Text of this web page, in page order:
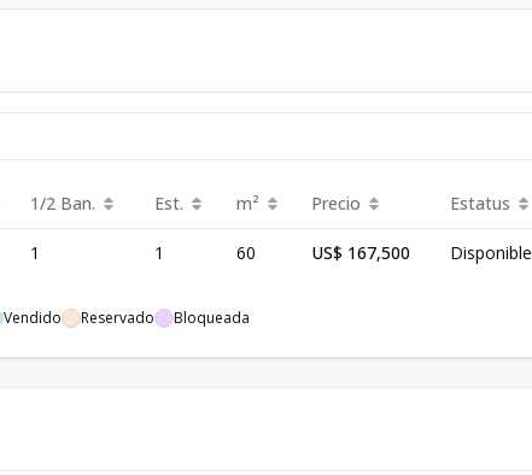
1/2 Ban. Est. m² Precio Estatus
1 1 60 US$ 167,500 Disponible
Vendido Reservado Bloqueada